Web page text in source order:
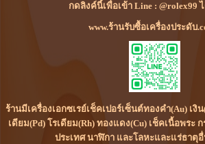
กดลิงค์นี้เพื่อเข้า Line : @rolex99
www.ร้านรับซื้อเครื่องประดับ
ร้านมีเครื่องเอกซเรย์เช็คเปอร์เซ็นต์ทองคำ(Au) เ
เดียม(Pd) โรเดียม(Rh) ทองแดง(Cu) เช็คเนื้อพระ
ประเทศ นาฬิกา และโลหะและแร่ธาตุอื่